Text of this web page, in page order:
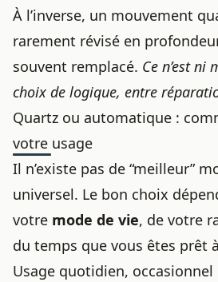
À l’inverse, un mouvement
rarement révisé en
souvent remplacé. Ce n’est ni
choix de logique, entre
Quartz ou automatique :
votre usage
Il n’existe pas de “meilleur”
universel. Le bon choix
votre mode de vie, de votre
du temps que vous êtes prêt
Usage quotidien, occasionnel